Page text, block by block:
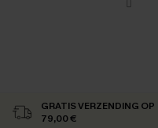
GRATIS VERZENDING OP
79,00 €